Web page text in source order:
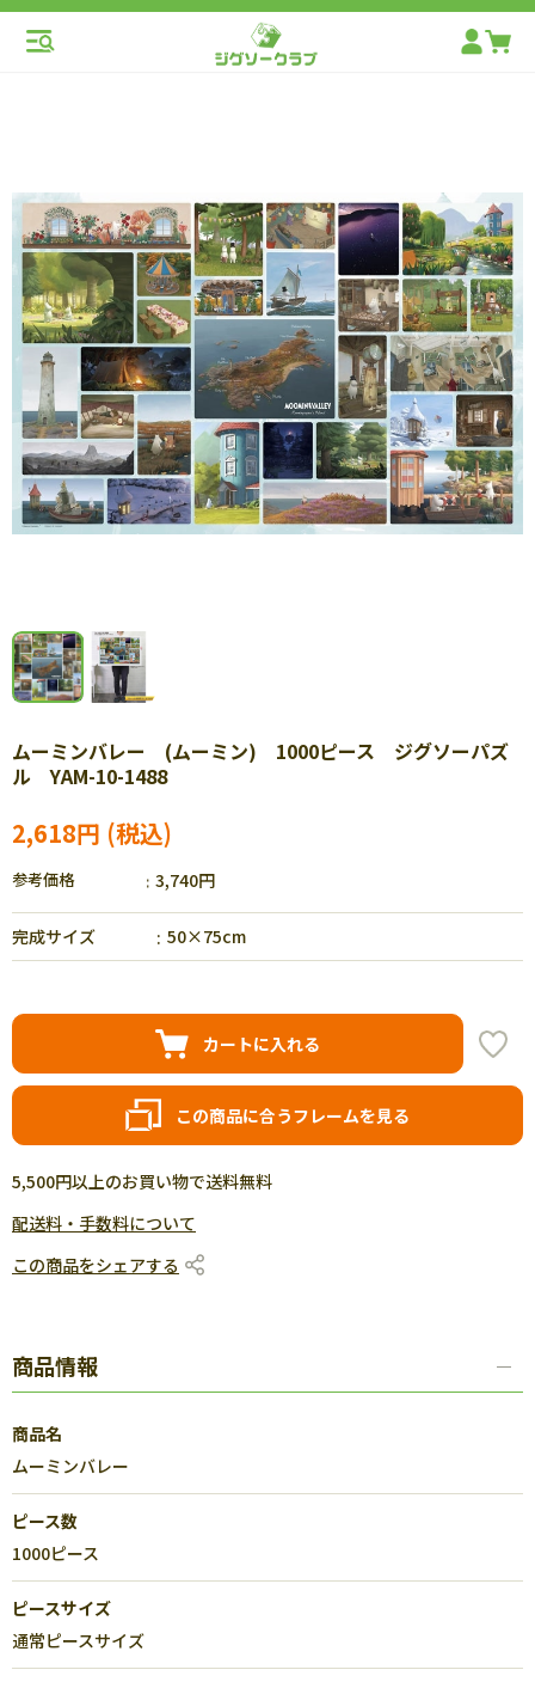
ムーミンバレー (ムーミン) 1000ピース ジグソーパズ
ル YAM-10-1488
2,618円
参考価格 3,740円
完成サイズ 50×75cm
カートに入れる
この商品に合うフレームを見る
5,500円以上のお買い物で送料無料
配送料・手数料について
この商品をシェアする
商品情報
商品名
ムーミンバレー
ピース数
1000ピース
ピースサイズ
通常ピースサイズ